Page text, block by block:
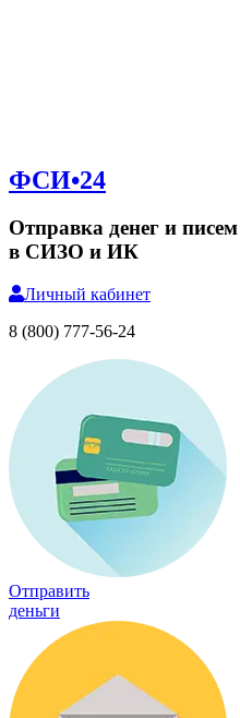
ФСИ•24
Отправка денег и
в СИЗО и ИК
Личный кабинет
8 (800) 777-56-24
Отправить
деньги